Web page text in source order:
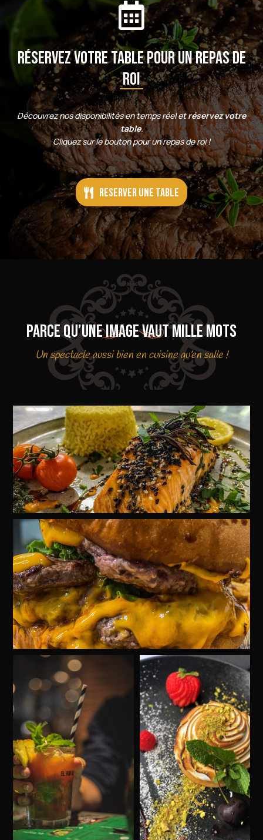

Réservez votre table pour un repas de
roi
Découvrez nos disponibilités en temps réel etréservez votre
table.
Cliquez sur le bouton pour un repas de roi !
Reserver une table
Parce qu’une image vaut mille mots
Un spectacle aussi bien en cuisine qu’en salle !